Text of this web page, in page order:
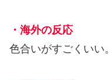
・海外の反応
色合いがすごくいい